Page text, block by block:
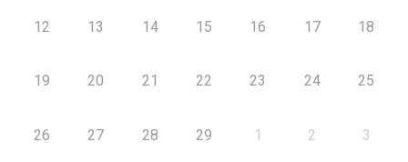
12 13 14 15 16 17 18
19 20 21 22 23 24 25
26 27 28 29 1 2 3